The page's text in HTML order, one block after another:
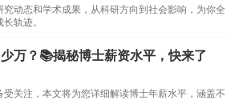
动态和学术成果，从科研方向到社会影响，为你全
轨迹。
万？📚揭秘博士薪资水平，快来了
关注，本文将为您详细解读博士年薪水平，涵盖不